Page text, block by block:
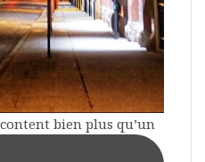
bien plus qu’un